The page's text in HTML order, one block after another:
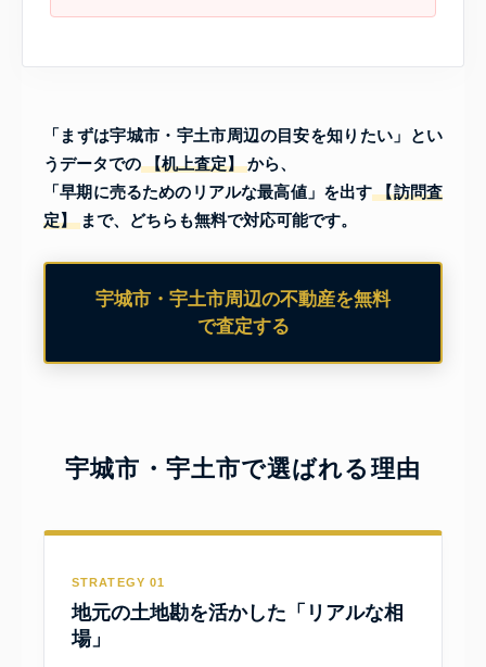
「まずは宇城市・宇土市周辺の目安を知りたい」とい
うデータでの 【机上査定】 から、
「早期に売るためのリアルな最高値」を出す 【訪問査
定】 まで、どちらも無料で対応可能です。
宇城市・宇土市周辺の不動産を無料
で査定する
宇城市・宇土市で選ばれる理由
STRATEGY 01
地元の土地勘を活かした「リアルな相
場」